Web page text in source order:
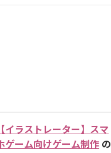
【イラストレーター】スマ
ゲーム向けゲーム制作 の